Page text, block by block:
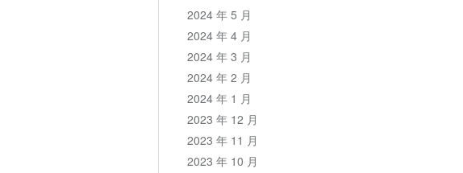
2024 年 5 月
2024 年 4 月
2024 年 3 月
2024 年 2 月
2024 年 1 月
2023 年 12 月
2023 年 11 月
2023 年 10 月